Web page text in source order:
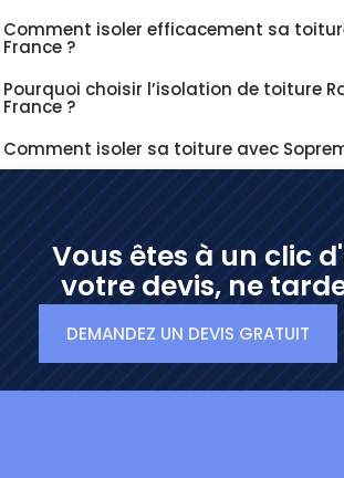
Comment isoler efficacement sa
France ?
Pourquoi choisir l’isolation de toiture
France ?
Comment isoler sa toiture avec
Vous êtes à un clic
votre devis, ne
DEMANDEZ UN DEVIS GRATUIT